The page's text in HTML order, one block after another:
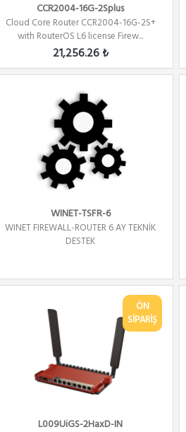
CCR2004-16G-2Splus
Cloud Core Router CCR2004-16G-2S+
with RouterOS L6 license Firew...
21,256.26 ₺
WINET-TSFR-6
WINET FIREWALL-ROUTER 6 AY TEKNİK
DESTEK
ÖN
SİPARİŞ
L009UiGS-2HaxD-IN